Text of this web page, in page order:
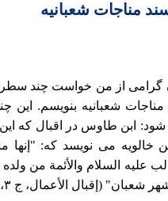
مناجات شعبانيه
گرامی از من خواست چند
شعبانيه بنويسم. اين
شود: ابن طاوس در اقبال که اين
خالويه می نويسد که: "إنها
عليه السلام والأئمة من ولده
(إقبال الأعمال، ج ٣، ص 295)....